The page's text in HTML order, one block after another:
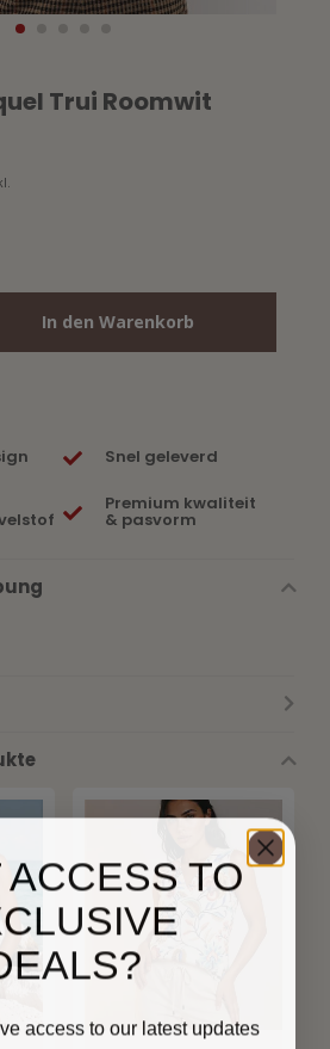
Trui Roomwit
In den Warenkorb
Snel geleverd
Premium kwaliteit
& pasvorm
ACCESS TO
access to our latest updates